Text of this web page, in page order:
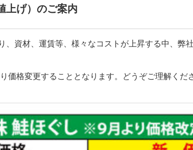
上げ）のご案内
、資材、運賃等、様々なコストが上昇する中、弊
価格変更することとなります。どうぞご理解くだ